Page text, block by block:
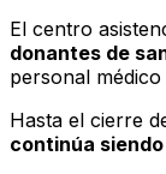
El centro
donantes de
personal
Hasta el cierre
continúa